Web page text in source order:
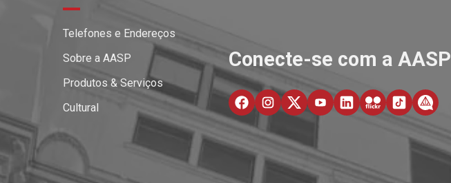
Telefones e Endereços
Sobre a AASP
Produtos & Serviços
Cultural
Conecte-se com a AASP